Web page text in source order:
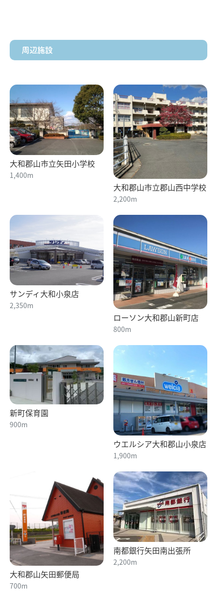
周辺施設
大和郡山市立矢田小学校
1,400m
大和郡山市立郡山西中学校
2,200m
サンディ大和小泉店
2,350m
ローソン大和郡山新町店
800m
新町保育園
900m
ウエルシア大和郡山小泉店
1,900m
大和郡山矢田郵便局
700m
南都銀行矢田南出張所
2,200m